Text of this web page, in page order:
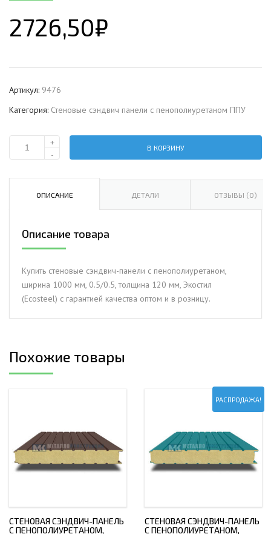
2726,50₽
Артикул: 9476
Категория: Стеновые сэндвич панели с пенополиуретаном ППУ
Количество
сэндвич-
ширина
1000
0.5/0.5,
толщина
120
мм,
+
-
В КОРЗИНУ
ОПИСАНИЕ ДЕТАЛИ ОТЗЫВЫ (0)
Описание товара
Купить стеновые сэндвич-панели с пенополиуретаном,
ширина 1000 мм, 0.5/0.5, толщина 120 мм, Экостил
(Ecosteel) с гарантией качества оптом и в розницу.
Похожие товары
СТЕНОВАЯ СЭНДВИЧ-ПАНЕЛЬ
С ПЕНОПОЛИУРЕТАНОМ,
РАСПРОДАЖА!
СТЕНОВАЯ СЭНДВИЧ-ПАНЕЛЬ
С ПЕНОПОЛИУРЕТАНОМ,